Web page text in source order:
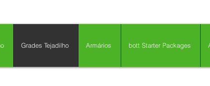
Grades Tejadilho Armários bott Starter Packages